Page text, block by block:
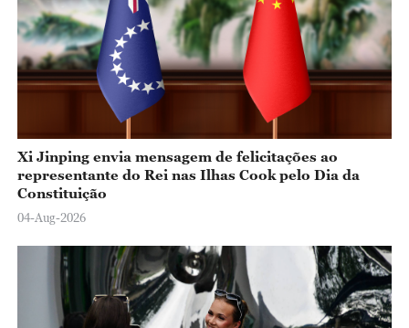
Xi Jinping envia mensagem de felicitações ao
representante do Rei nas Ilhas Cook pelo Dia da
Constituição
04-Aug-2026